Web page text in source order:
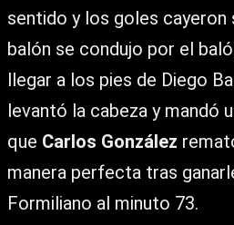
sentido y los goles cayeron
balón se condujo por el
llegar a los pies de Diego
levantó la cabeza y mandó
que Carlos González
manera perfecta tras
Formiliano al minuto 73.